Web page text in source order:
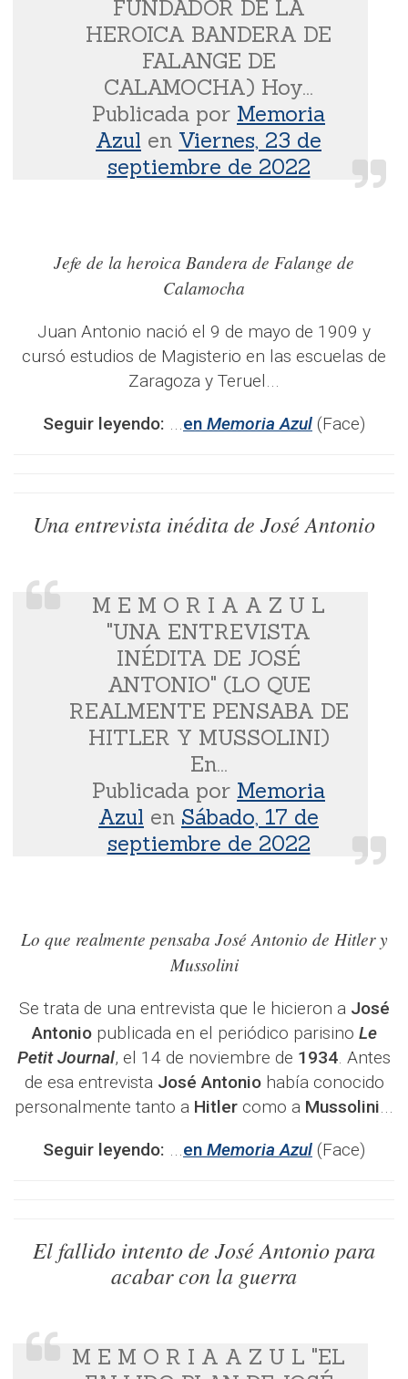
FUNDADOR DE LA
HEROICA BANDERA DE
FALANGE DE
CALAMOCHA) Hoy...
Publicada por Memoria
Azul en Viernes, 23 de
septiembre de 2022
Jefe de la heroica Bandera de Falange de
Calamocha
Juan Antonio nació el 9 de mayo de 1909 y
cursó estudios de Magisterio en las escuelas de
Zaragoza y Teruel...
Seguir leyendo: ...en Memoria Azul (Face)
Una entrevista inédita de José Antonio
M E M O R I A A Z U L
"UNA ENTREVISTA
INÉDITA DE JOSÉ
ANTONIO" (LO QUE
REALMENTE PENSABA DE
HITLER Y MUSSOLINI)
En...
Publicada por Memoria
Azul en Sábado, 17 de
septiembre de 2022
Lo que realmente pensaba José Antonio de Hitler y
Mussolini
Se trata de una entrevista que le hicieron a José
Antoniopublicada en el periódico parisino Le
Petit Journal, el 14 de noviembre de 1934. Antes
de esa entrevista José Antoniohabía conocido
personalmente tanto a Hitler como a Mussolini...
Seguir leyendo: ...en Memoria Azul (Face)
El fallido intento de José Antonio para
acabar con la guerra
M E M O R I A A Z U L "EL